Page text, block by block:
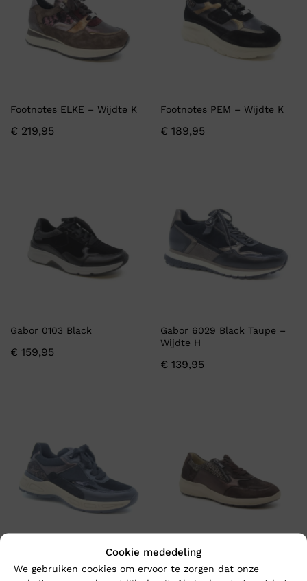
Cookie mededeling
We gebruiken cookies om ervoor te zorgen dat onze
Footnotes ELKE – Wijdte K
€ 219,95
Footnotes PEM – Wijdte K
€ 189,95
Gabor 0103 Black
€ 159,95
Gabor 6029 Black Taupe –
Wijdte H
€ 139,95
Gabor 6006 Black Brown –
Wijdte H
Waldlaufer TONIA – Wijdte M